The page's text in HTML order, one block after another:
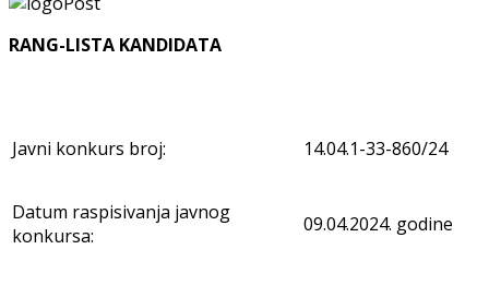
RANG-LISTA KANDIDATA
Javni konkurs broj: 14.04.1-33-860/24
Datum raspisivanja javnog
konkursa:
09.04.2024. godine